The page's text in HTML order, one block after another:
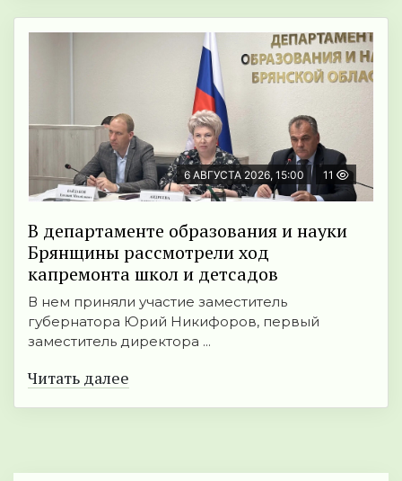
6 АВГУСТА 2026, 15:00 11
В департаменте образования и науки
Брянщины рассмотрели ход
капремонта школ и детсадов
В нем приняли участие заместитель
губернатора Юрий Никифоров, первый
заместитель директора ...
Читать далее